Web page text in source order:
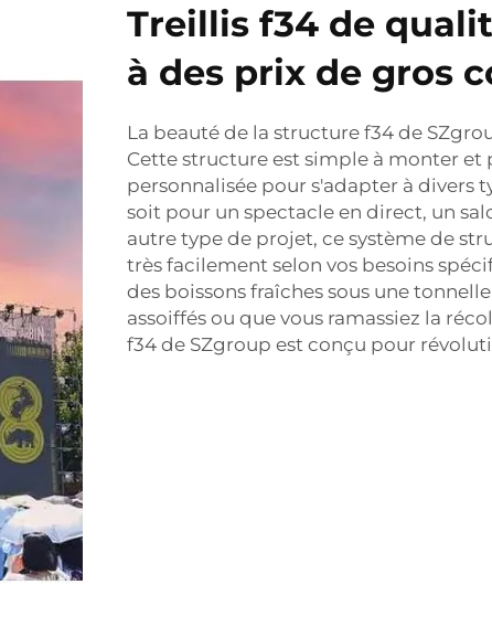
Treillis f34 de
à des prix de gros
La beauté de la structure f34 de
Cette structure est simple à monter
personnalisée pour s'adapter à divers
soit pour un spectacle en direct, un
autre type de projet, ce système de
très facilement selon vos besoins
des boissons fraîches sous une
assoiffés ou que vous ramassiez la
f34 de SZgroup est conçu pour